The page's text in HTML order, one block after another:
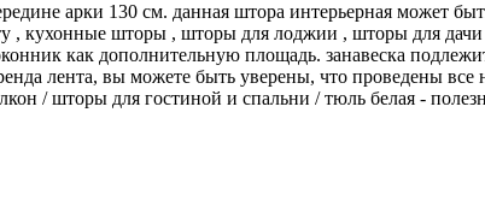
арки 130 см. данная штора интерьерная может быть
, кухонные шторы , шторы для лоджии , шторы для
как дополнительную площадь. занавеска
лента, вы можете быть уверены, что проведены
/ шторы для гостиной и спальни / тюль белая -